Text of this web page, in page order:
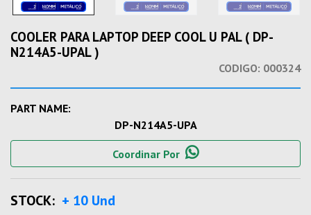
COOLER PARA LAPTOP DEEP COOL U PAL ( DP-
N214A5-UPAL )
CODIGO: 000324
PART NAME:
DP-N214A5-UPA
Coordinar Por
STOCK: + 10 Und